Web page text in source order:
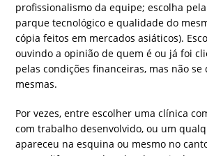
profissionalismo da equipe; escolha
parque tecnológico e qualidade do
cópia feitos em mercados asiáticos).
ouvindo a opinião de quem é ou já foi
pelas condições financeiras, mas não se
mesmas.
Por vezes, entre escolher uma clínica
com trabalho desenvolvido, ou um
apareceu na esquina ou mesmo no